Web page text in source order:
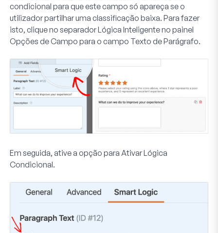
condicional para que este campo só apareça se o
utilizador partilhar uma classificação baixa. Para fazer
isto, clique no separadorLógica Inteligenteno painel
Opções de Campo para o campo Texto de Parágrafo.
Em seguida, ative a opção para Ativar Lógica
Condicional.